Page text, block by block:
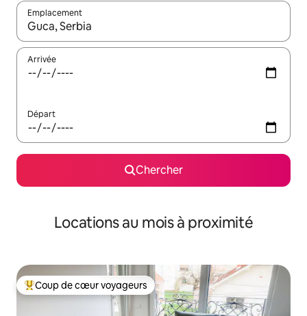
Emplacement
Quand les résultats sont affichés, parcourez-les en utilisant
Arrivée
Départ
Chercher
Locations au mois à proximité
Coup de cœur voyageurs parmi les plus aimés
Coup de cœur voyageurs